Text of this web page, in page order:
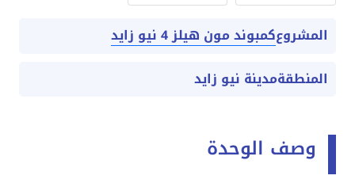
المشروعكمبوند مون هيلز 4 نيو زايد
المنطقةمدينة نيو زايد
وصف الوحدة